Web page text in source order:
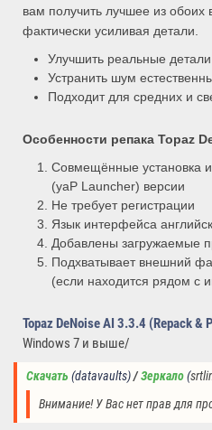
вам получить лучшее из обоих
фактически усиливая детали.
Улучшить реальные детали
Устранить шум
Подходит для средних и
Особенности репака Topaz
Совмещённые установка
(yaP Launcher) версии
Не требует регистрации
Язык интерфейса
Добавлены загружаемые
Подхватывает внешний
(если находится рядом с
Topaz DeNoise AI 3.3.4 (Repack &
Windows 7 и выше/
Скачать (datavaults) / Зеркало(
Внимание! У Вас нет прав для